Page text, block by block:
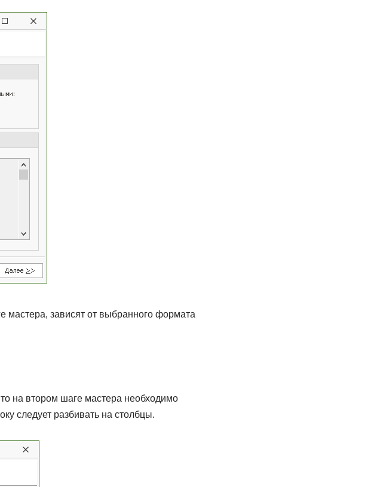
мастера, зависят от выбранного формата
на втором шаге мастера необходимо
следует разбивать на столбцы.